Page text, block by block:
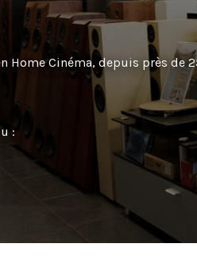
Home Cinéma, depuis près de
: